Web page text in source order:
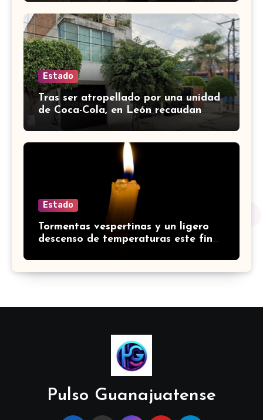
Estado
Tras ser atropellado por una unidad
de Coca-Cola, en León recaudan
fondos para salvar a perrito de
edad avanzada
Estado
Tormentas vespertinas y un ligero
descenso de temperaturas este fin
Pulso Guanajuatense